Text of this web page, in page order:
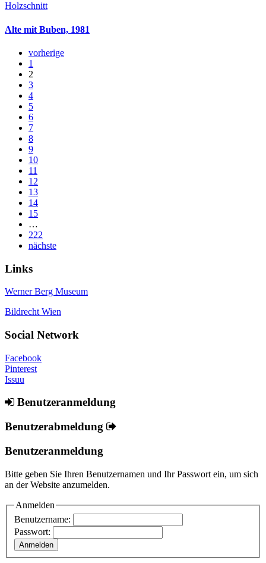
Holzschnitt
Alte mit Buben, 1981
vorherige
1
2
3
4
5
6
7
8
9
10
11
12
13
14
15
…
222
nächste
Links
Werner Berg Museum
Bildrecht Wien
Social Network
Facebook
Pinterest
Issuu
Benutzeranmeldung
Benutzerabmeldung
Benutzeranmeldung
Bitte geben Sie Ihren Benutzernamen und Ihr Passwort ein, um sich
an der Website anzumelden.
Anmelden
Benutzername:
Passwort: